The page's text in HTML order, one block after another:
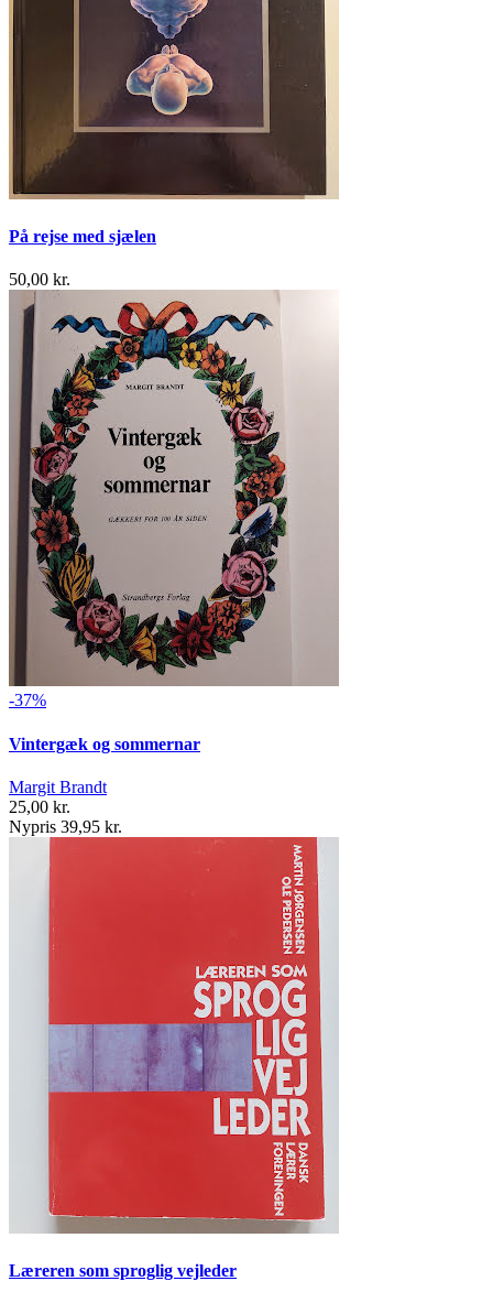
På rejse med sjælen
50,00 kr.
-37%
Vintergæk og sommernar
Margit Brandt
25,00 kr.
Nypris 39,95 kr.
Læreren som sproglig vejleder